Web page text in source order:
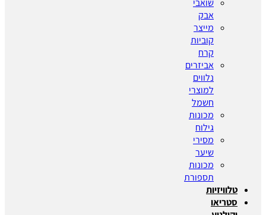
שואבי
אבק
מייצר
קוביות
קרח
אביזרים
נלווים
למוצרי
חשמל
מכונות
גילוח
מסירי
שיער
מכונות
תספורת
טלוויזיות
סטריאו